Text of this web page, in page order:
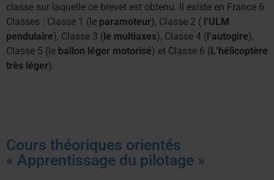
classe sur laquelle ce brevet est obtenu. Il existe en France 6
Classes : Classe 1 (le paramoteur), Classe 2 ( l’ULM
pendulaire), Classe 3 (le multiaxes), Classe 4 (l’autogire),
Classe 5 (le ballon léger motorisé) et Classe 6 (L’hélicoptère
très léger).
Cours théoriques orientés
« Apprentissage du pilotage »